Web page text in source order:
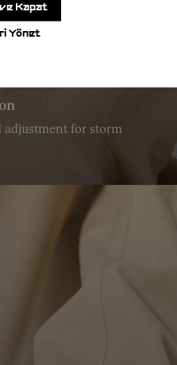
Yönet
Kapat
for storm